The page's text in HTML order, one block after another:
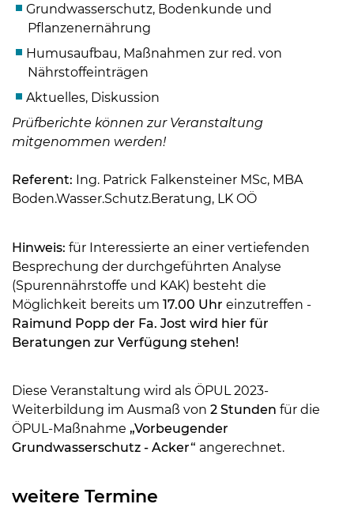
Skip to main content
Grundwasserschutz, Bodenkunde und
Pflanzenernährung
Humusaufbau, Maßnahmen zur red. von
Nährstoffeinträgen
Aktuelles, Diskussion
Prüfberichte können zur Veranstaltung
mitgenommen werden!
Referent: Ing. Patrick Falkensteiner MSc, MBA
Boden.Wasser.Schutz.Beratung, LK OÖ
Hinweis: für Interessierte an einer vertiefenden
Besprechung der durchgeführten Analyse
(Spurennährstoffe und KAK) besteht die
Möglichkeit bereits um 17.00 Uhr einzutreffen -
Raimund Popp der Fa. Jost wird hier für
Beratungen zur Verfügung stehen!
Diese Veranstaltung wird als ÖPUL 2023-
Weiterbildung im Ausmaß von 2 Stunden für die
ÖPUL-Maßnahme „Vorbeugender
Grundwasserschutz - Acker“ angerechnet.
weitere Termine